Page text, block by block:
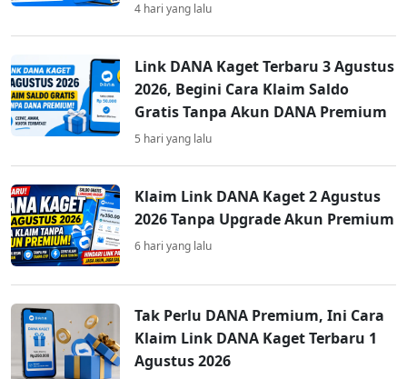
4 hari yang lalu
Link DANA Kaget Terbaru 3 Agustus
2026, Begini Cara Klaim Saldo
Gratis Tanpa Akun DANA Premium
5 hari yang lalu
Klaim Link DANA Kaget 2 Agustus
2026 Tanpa Upgrade Akun Premium
6 hari yang lalu
Tak Perlu DANA Premium, Ini Cara
Klaim Link DANA Kaget Terbaru 1
Agustus 2026